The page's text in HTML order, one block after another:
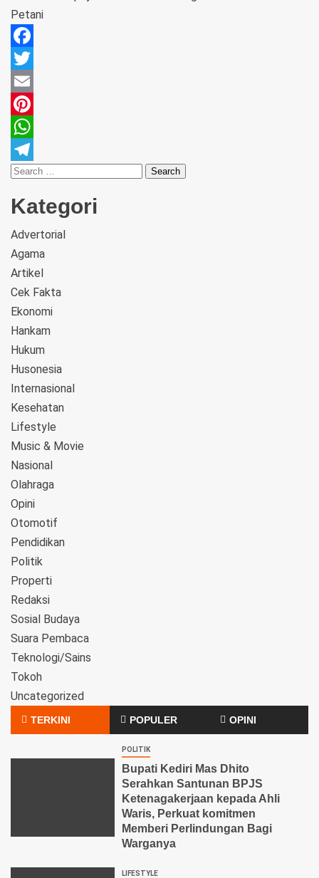
Petani
Facebook
Twitter
Email
Pinterest
WhatsApp
Telegram
Kategori
Advertorial
Agama
Artikel
Cek Fakta
Ekonomi
Hankam
Hukum
Husonesia
Internasional
Kesehatan
Lifestyle
Music & Movie
Nasional
Olahraga
Opini
Otomotif
Pendidikan
Politik
Properti
Redaksi
Sosial Budaya
Suara Pembaca
Teknologi/Sains
Tokoh
Uncategorized
TERKINI POPULER OPINI
POLITIK
Bupati Kediri Mas Dhito
Serahkan Santunan BPJS
Ketenagakerjaan kepada Ahli
Waris, Perkuat komitmen
Memberi Perlindungan Bagi
Warganya
LIFESTYLE